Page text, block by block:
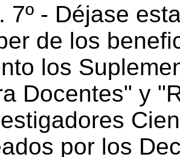
7º - Déjase
de los
los
Docentes" y
por los